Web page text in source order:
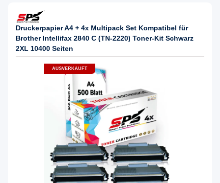
Druckerpapier A4 + 4x Multipack Set Kompatibel für
Brother Intellifax 2840 C (TN-2220) Toner-Kit Schwarz
2XL 10400 Seiten
AUSVERKAUFT